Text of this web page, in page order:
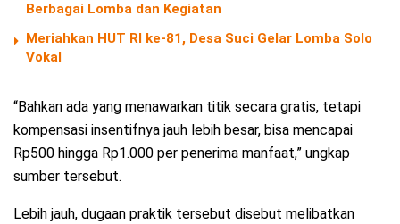
Berbagai Lomba dan Kegiatan
Meriahkan HUT RI ke-81, Desa Suci Gelar Lomba Solo
Vokal
“Bahkan ada yang menawarkan titik secara gratis, tetapi
kompensasi insentifnya jauh lebih besar, bisa mencapai
Rp500 hingga Rp1.000 per penerima manfaat,” ungkap
sumber tersebut.
Lebih jauh, dugaan praktik tersebut disebut melibatkan